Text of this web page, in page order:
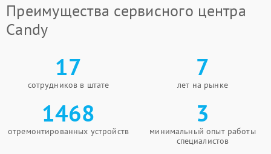
Преимущества сервисного центра
Candy
17
сотрудников в штате
7
лет на рынке
1468
отремонтированных устройств
3
минимальный опыт работы
специалистов